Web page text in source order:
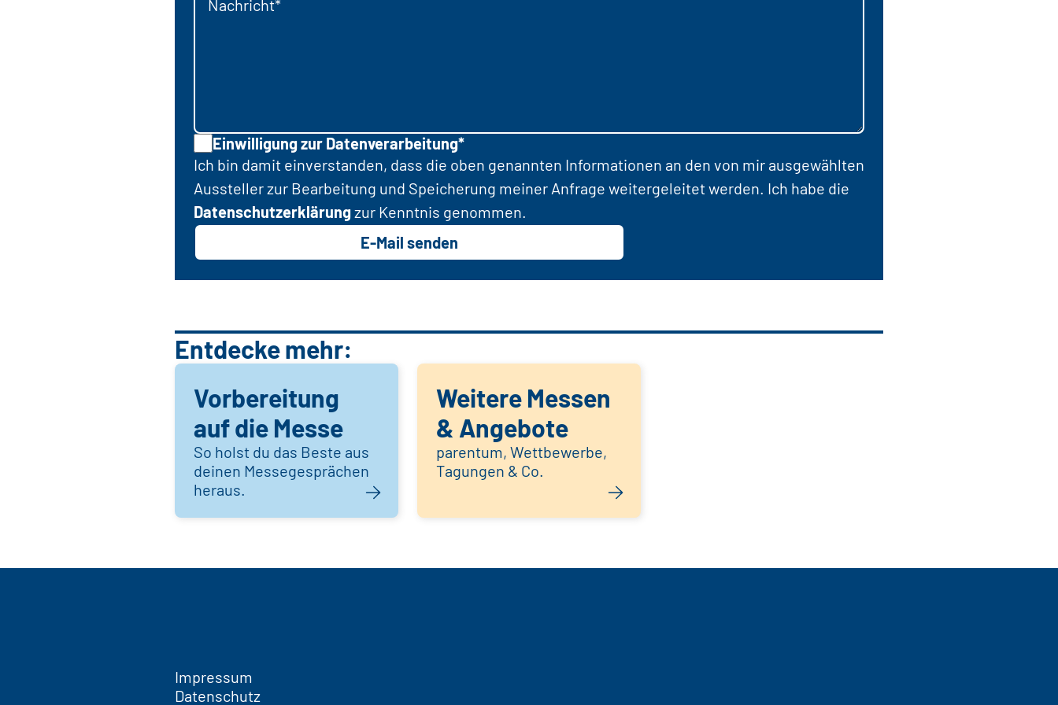
Nachricht*
Einwilligung zur Datenverarbeitung*
Ich bin damit einverstanden, dass die oben genannten Informationen an den von mir ausgewählten
Aussteller zur Bearbeitung und Speicherung meiner Anfrage weitergeleitet werden. Ich habe die
Datenschutzerklärungzur Kenntnis genommen.
E-Mail senden
Entdecke mehr:
Vorbereitung
auf die Messe
So holst du das Beste aus
deinen Messegesprächen
heraus.
Weitere Messen
& Angebote
parentum, Wettbewerbe,
Tagungen & Co.
Impressum
Datenschutz